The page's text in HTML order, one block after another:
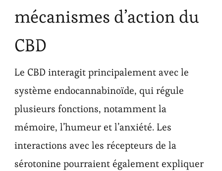
mécanismes d’action du
CBD
Le CBD interagit principalement avec le
système endocannabinoïde, qui régule
plusieurs fonctions, notamment la
mémoire, l’humeur et l’anxiété. Les
interactions avec les récepteurs de la
sérotonine pourraient également expliquer